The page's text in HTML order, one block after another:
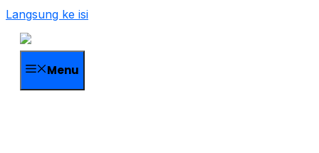
Langsung ke isi
Menu